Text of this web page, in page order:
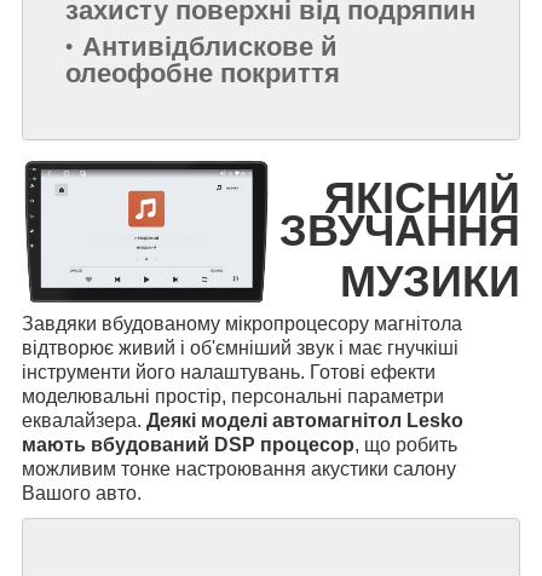
захисту поверхні від подряпин
Антивідблискове й
олеофобне покриття
ЯКІСНИЙ
ЗВУЧАННЯ
МУЗИКИ
Завдяки вбудованому мікропроцесору магнітола
відтворює живий і об'ємніший звук і має гнучкіші
інструменти його налаштувань. Готові ефекти
моделювальні простір, персональні параметри
еквалайзера. Деякі моделі автомагнітол Lesko
мають вбудований DSP процесор, що робить
можливим тонке настроювання акустики салону
Вашого авто.